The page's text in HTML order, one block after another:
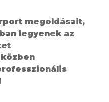
megoldásait,
legyenek az